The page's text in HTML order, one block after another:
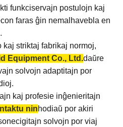
funkciservajn postulojn kaj
faras ĝin nemalhavebla en
striktaj fabrikaj normoj,
Equipment Co., Ltd.daŭre
solvojn adaptitajn por
kaj profesie inĝenieritajn
ninhodiaŭ por akiri
solvojn por viaj